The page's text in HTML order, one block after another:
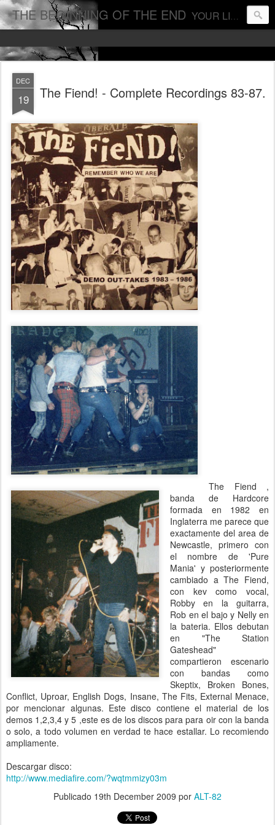
THE BEGINNING OF THE END YOUR LIFE IS THREATENED BY PEOPLE WITH POWER. ABOLISH POWER AND LIVE
DEC
19 The Fiend! - Complete Recordings 83-87.
The Fiend ,
banda de Hardcore
formada en 1982 en
Inglaterra me parece que
exactamente del area de
Newcastle, primero con
el nombre de 'Pure
Mania' y posteriormente
cambiado a The Fiend,
con kev como vocal,
Robby en la guitarra,
Rob en el bajo y Nelly en
la bateria. Ellos debutan
en "The Station
Gateshead"
compartieron escenario
con bandas como
Skeptix, Broken Bones,
Conflict, Uproar, English Dogs, Insane, The Fits, External Menace,
por mencionar algunas. Este disco contiene el material de los
demos 1,2,3,4 y 5 ,este es de los discos para para oir con la banda
o solo, a todo volumen en verdad te hace estallar. Lo recomiendo
ampliamente.
Descargar disco:
http://www.mediafire.com/?wqtmmizy03m
Publicado 19th December 2009 por ALT-82